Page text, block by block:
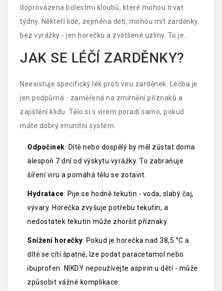
doprovázena bolestmi kloubů, které mohou trvat
týdny. Někteří lidé, zejména děti, mohou mít zarděnky
bez vyrážky - jen horečku a zvětšené uzliny. To je
důvod, proč je důležité neignorovat příznaky, i když
vyrážka není vidět.
JAK SE LÉČÍ ZARDĚNKY?
Neexistuje specifický lék proti viru zarděnek. Léčba je
jen podpůrná - zaměřená na zmírnění příznaků a
zajištění klidu. Tělo si s virem poradí samo, pokud
máte dobrý imunitní systém.
Odpočinek: Dítě nebo dospělý by měl zůstat doma
alespoň 7 dní od výskytu vyrážky. To zabraňuje
šíření viru a pomáhá tělu se zotavit.
Hydratace: Pije se hodně tekutin - voda, slabý čaj,
vývary. Horečka zvyšuje potřebu tekutin, a
nedostatek tekutin může zhoršit příznaky.
Snížení horečky: Pokud je horečka nad 38,5 °C a
dítě se cítí špatně, lze podat paracetamol nebo
ibuprofen. NIKDY nepoužívejte aspirin u dětí - může
způsobit vážné komplikace.